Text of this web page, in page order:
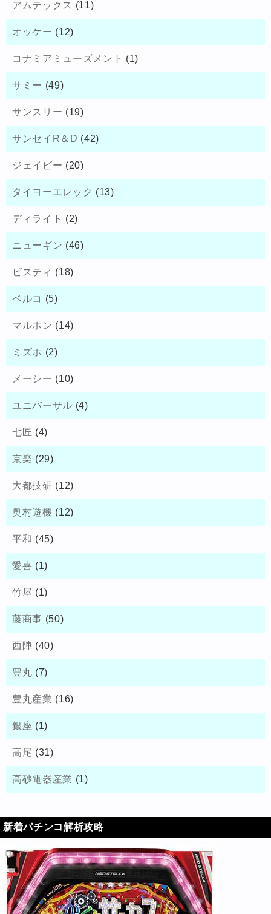
アムテックス (11)
オッケー (12)
コナミアミューズメント (1)
サミー (49)
サンスリー (19)
サンセイR＆D (42)
ジェイビー (20)
タイヨーエレック (13)
ディライト (2)
ニューギン (46)
ビスティ (18)
ベルコ (5)
マルホン (14)
ミズホ (2)
メーシー (10)
ユニバーサル (4)
七匠 (4)
京楽 (29)
大都技研 (12)
奥村遊機 (12)
平和 (45)
愛喜 (1)
竹屋 (1)
藤商事 (50)
西陣 (40)
豊丸 (7)
豊丸産業 (16)
銀座 (1)
高尾 (31)
高砂電器産業 (1)
新着パチンコ解析攻略